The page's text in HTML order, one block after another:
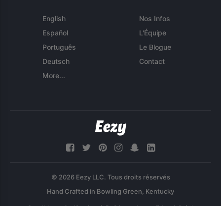
English
Español
Português
Deutsch
More...
Nos Infos
L'Équipe
Le Blogue
Contact
© 2026 Eezy LLC. Tous droits réservés